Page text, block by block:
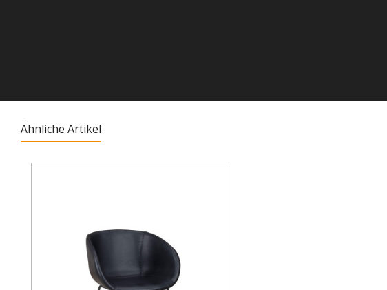
Ähnliche Artikel